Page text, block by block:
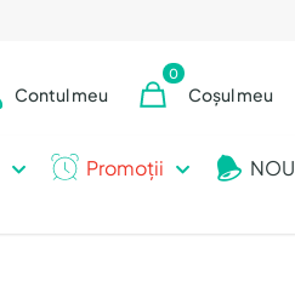
Contul meu
0
Coșul meu
Promoții
NOU